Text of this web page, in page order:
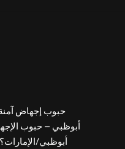
أبوظبي – حبوب